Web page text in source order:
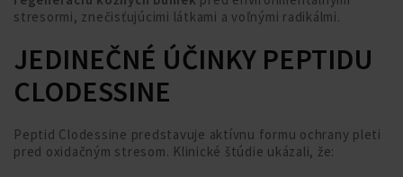
stresormi, znečisťujúcimi látkami a voľnými radikálmi.
JEDINEČNÉ ÚČINKY PEPTIDU
CLODESSINE
Peptid Clodessine predstavuje aktívnu formu ochrany pleti
pred oxidačným stresom. Klinické štúdie ukázali, že: